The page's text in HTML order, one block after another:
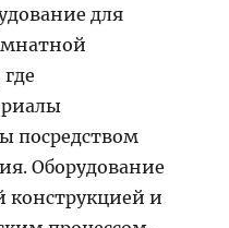
для
посредством
Оборудование
конструкцией и